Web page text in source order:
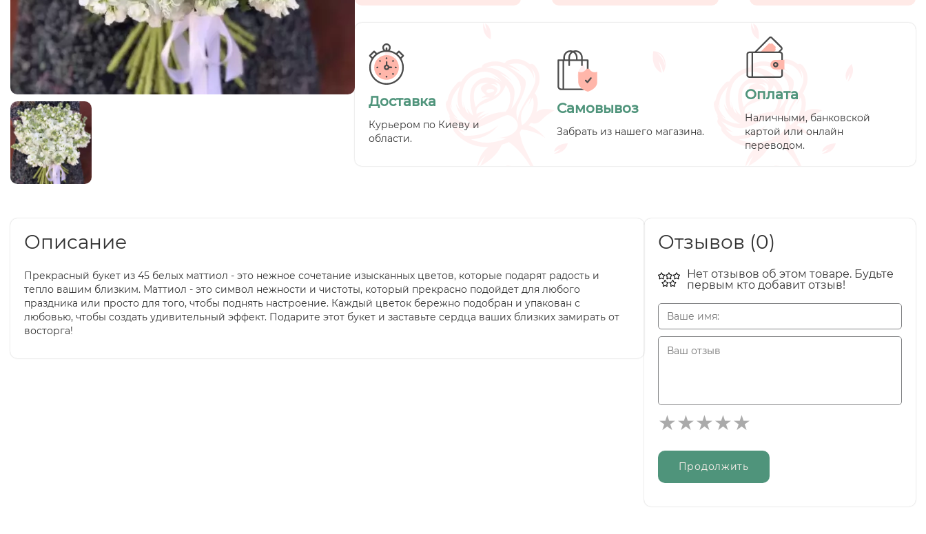
Доставка
Курьером по Киеву и
области.
Самовывоз
Забрать из нашего магазина.
Оплата
Наличными, банковской
картой или онлайн
переводом.
Описание
Прекрасный букет из 45 белых маттиол - это нежное сочетание изысканных цветов, которые подарят радость и
тепло вашим близким. Маттиол - это символ нежности и чистоты, который прекрасно подойдет для любого
праздника или просто для того, чтобы поднять настроение. Каждый цветок бережно подобран и упакован с
любовью, чтобы создать удивительный эффект. Подарите этот букет и заставьте сердца ваших близких замирать от
восторга!
Отзывов (0)
Нет отзывов об этом товаре. Будьте
первым кто добавит отзыв!
Продолжить